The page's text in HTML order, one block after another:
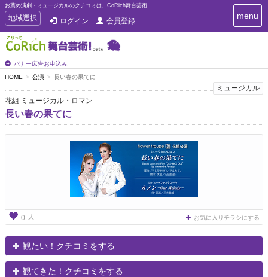
お薦め演劇・ミュージカルのクチコミは、CoRich舞台芸術！
T
o
g
g
e
n
a
v
i
g
地域選択 ログイン 会員登録
バナー広告お申込み
T
o
n
i
g
menu
HOME 公演 長い春の果てに
ミュージカル
花組 ミュージカル・ロマン
長い春の果てに
0 人 お気に入りチラシにする
観たい！クチコミをする
観てきた！クチコミをする